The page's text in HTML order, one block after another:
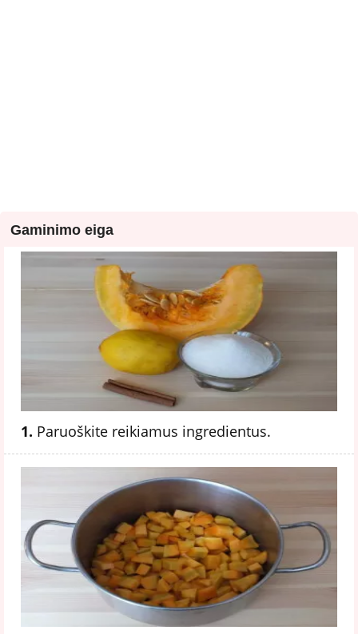
Gaminimo eiga
1. Paruoškite reikiamus ingredientus.